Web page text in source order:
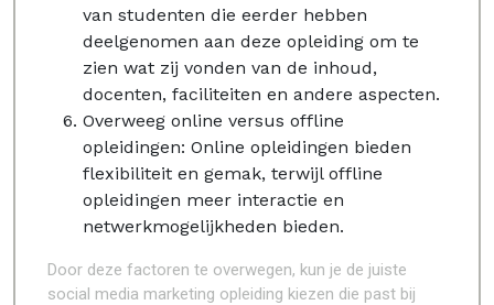
van studenten die eerder hebben
deelgenomen aan deze opleiding om te
zien wat zij vonden van de inhoud,
docenten, faciliteiten en andere aspecten.
Overweeg online versus offline
opleidingen: Online opleidingen bieden
flexibiliteit en gemak, terwijl offline
opleidingen meer interactie en
netwerkmogelijkheden bieden.
Door deze factoren te overwegen, kun je de juiste
social media marketing opleiding kiezen die past bij